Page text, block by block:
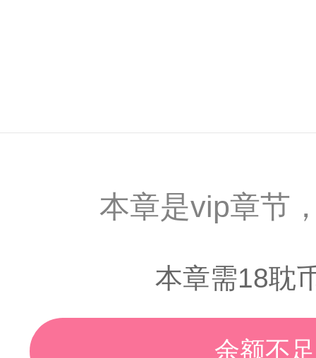
本章是vip章节
本章需18耽
余额不